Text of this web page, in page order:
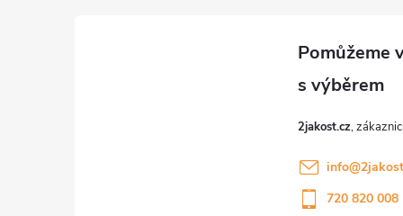
2jakost.cz
info@
720 820 008